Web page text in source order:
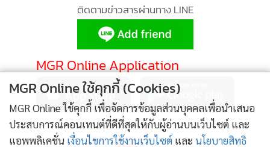
ติดตามข่าวสารผ่านทาง LINE
MGR Online Application
ติดตาม MGR Online
MGR Online ใช้คุกกี้ (Cookies)
MGR Online ใช้คุกกี้ เพื่อจัดการข้อมูลส่วนบุคคลเพื่อนำเสนอ
ประสบการณ์คอนเทนต์ที่ดีที่สุดให้กับผู้อ่านบนเว็บไซต์ และ
แอพพลิเคชั่น เงื่อนไขการใช้งานเว็บไซต์ และ นโยบายสิทธิ